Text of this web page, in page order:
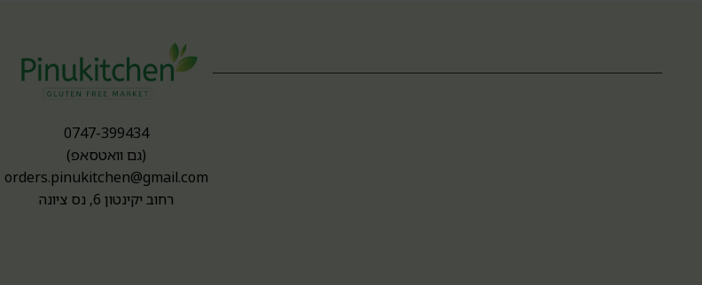
0747-399434
(גם וואטסאפ)
orders.pinukitchen@gmail.com
רחוב יקינטון 6, נס ציונה